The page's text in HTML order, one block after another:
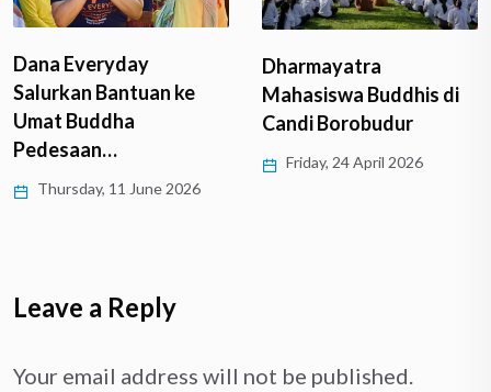
Dana Everyday
Salurkan Bantuan ke
Umat Buddha
Pedesaan…
Thursday, 11 June 2026
Dharmayatra
Mahasiswa Buddhis di
Candi Borobudur
Friday, 24 April 2026
Leave a Reply
Your email address will not be published.